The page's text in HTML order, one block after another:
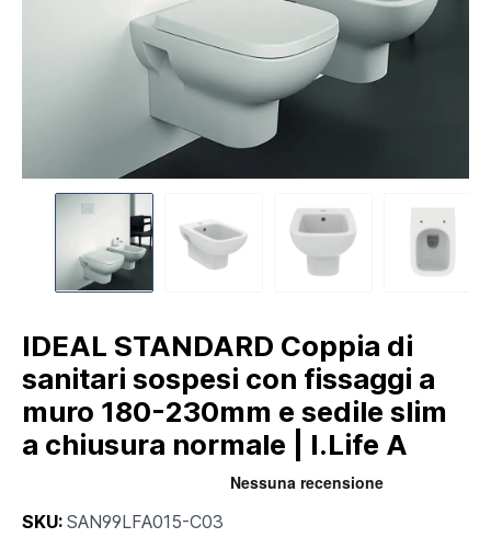
IDEAL STANDARD Coppia di
sanitari sospesi con fissaggi a
muro 180-230mm e sedile slim
a chiusura normale | I.Life A
SKU: SAN99LFA015-C03